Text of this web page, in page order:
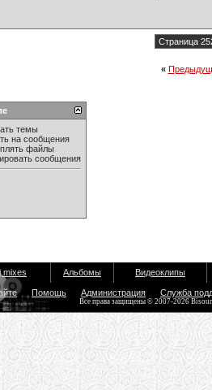
Страница
«
темы
на сообщения
файлы
сообщения
mixes Альбомы Видеоклипы
Помощь Администрация Служба
Все права защищены © 2007-2026